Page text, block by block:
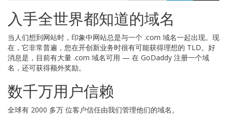
入手全世界都知道的域名
当人们想到网站时，印象中网站总是与一个 .com 域名一起出现。现
在，它非常普遍，您在开创新业务时很有可能获得理想的 TLD。好
消息是，目前有大量 .com 域名可用 — 在 GoDaddy 注册一个域
名，还可获得额外奖励。
数千万用户信赖
全球有 2000 多万 位客户信任由我们管理他们的域名。